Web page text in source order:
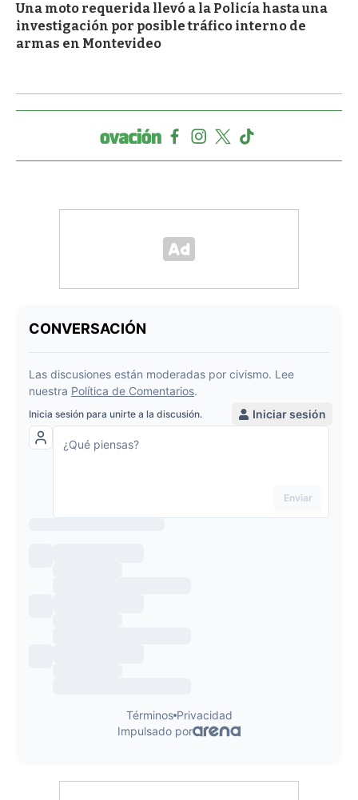
Una moto requerida llevó a la Policía hasta una
investigación por posible tráfico interno de
armas en Montevideo